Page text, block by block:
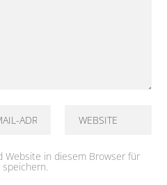
Website in diesem Browser für